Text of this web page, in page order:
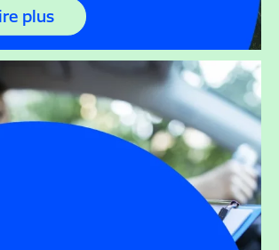
plus